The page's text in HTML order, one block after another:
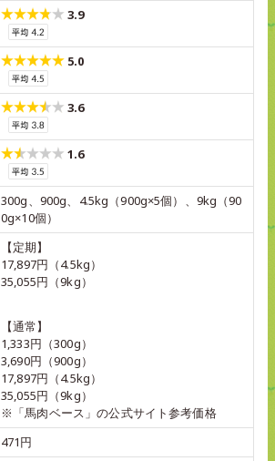
3.9
5.0
3.6
1.6
300g、900g、4.5kg（900g×5個）、9kg（90
0g×10個）
【定期】
17,897円（4.5kg）
35,055円（9kg）
【通常】
1,333円（300g）
3,690円（900g）
17,897円（4.5kg）
35,055円（9kg）
※「馬肉ベース」の公式サイト参考価格
471円